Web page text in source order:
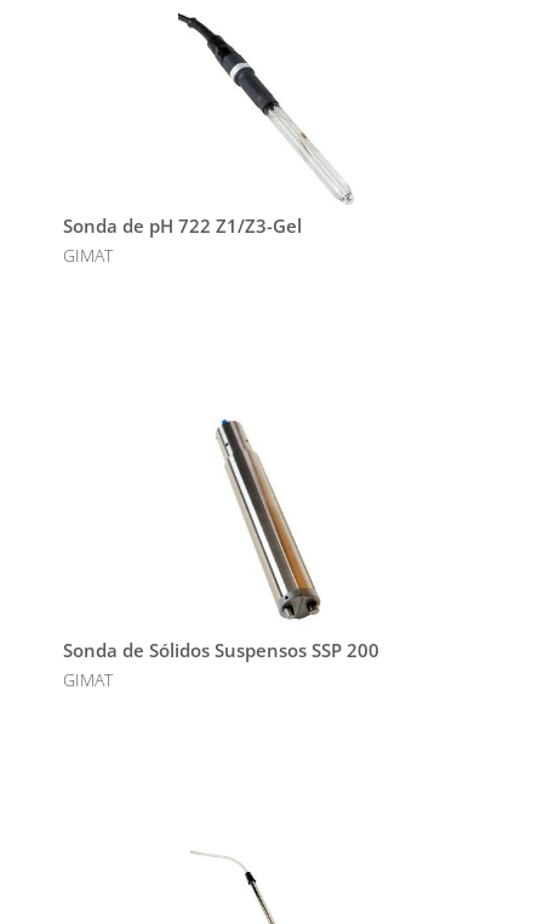
Sonda de pH 722 Z1/Z3-Gel
GIMAT
Sonda de Sólidos Suspensos SSP 200
GIMAT